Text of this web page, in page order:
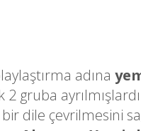
adına
gruba
bir dile çevrilmesini